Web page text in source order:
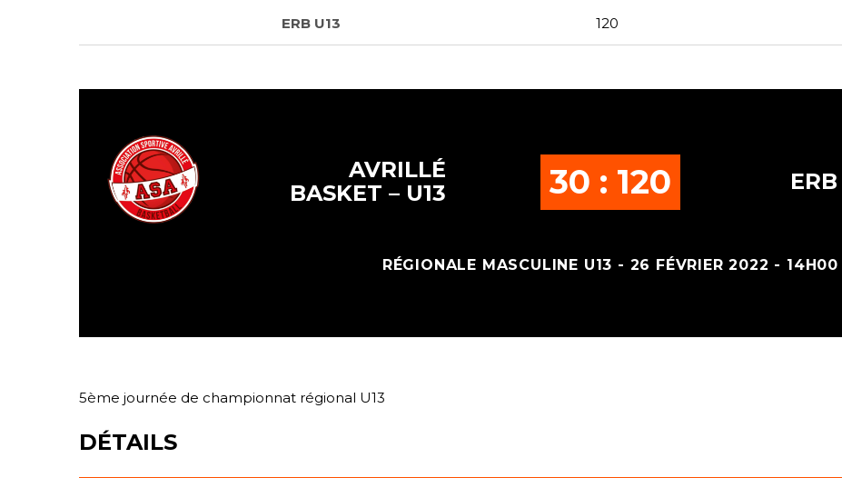
ERB U13 120
AVRILLÉ
BASKET – U13
30 : 120 ERB
RÉGIONALE MASCULINE U13 - 26 FÉVRIER 2022 - 14H00
5ème journée de championnat régional U13
DÉTAILS